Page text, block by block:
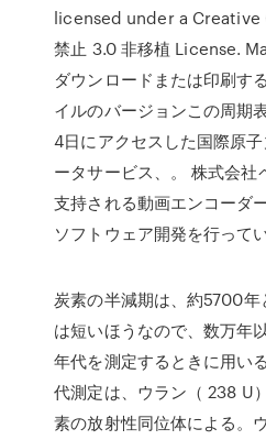
licensed under a Creative
禁止 3.0 非移植 License.
ダウンロードまたは印刷す
イルのバージョンこの周期
4日にアクセスした国際原
ータサービス、。 株式会社
支持される動画エンコーダ
ソフトウェア開発を行って
炭素の半減期は、約5700
は短いほうなので、数万年
年代を測定するときに用い
代測定は、ウラン（ 238 U
素の放射性同位体による。